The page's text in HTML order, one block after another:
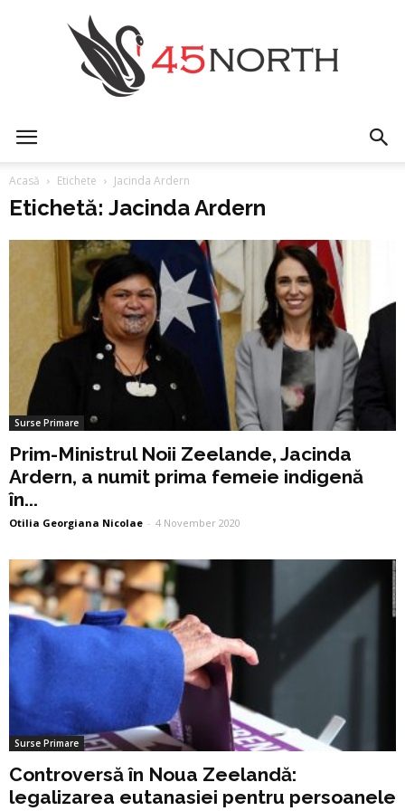
Acasă Etichete Jacinda Ardern
Etichetă: Jacinda Ardern
Surse Primare
Prim-Ministrul Noii Zeelande, Jacinda
Ardern, a numit prima femeie indigenă
în...
Otilia Georgiana Nicolae - 4 November 2020
Surse Primare
Controversă în Noua Zeelandă:
legalizarea eutanasiei pentru persoanele